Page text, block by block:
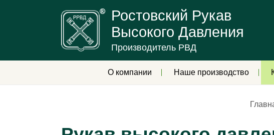
Ростовский Рукав
Высокого Давления
Производитель РВД
О компании Наше производство